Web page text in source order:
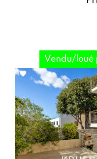
to
selection
Vendu/loué